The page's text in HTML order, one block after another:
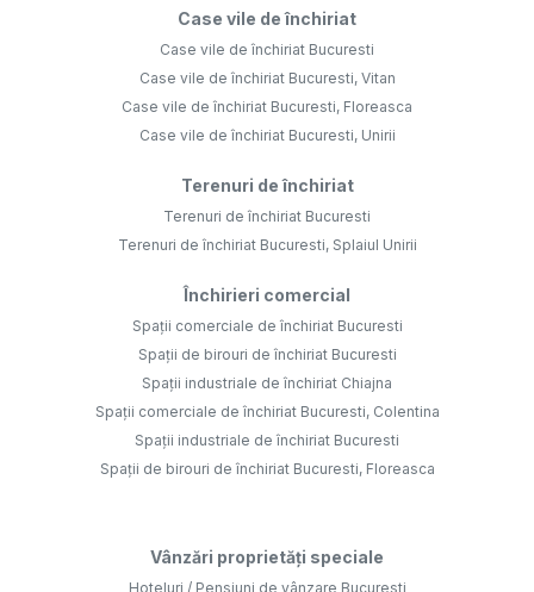
Case vile de închiriat
Case vile de închiriat Bucuresti
Case vile de închiriat Bucuresti, Vitan
Case vile de închiriat Bucuresti, Floreasca
Case vile de închiriat Bucuresti, Unirii
Terenuri de închiriat
Terenuri de închiriat Bucuresti
Terenuri de închiriat Bucuresti, Splaiul Unirii
Închirieri comercial
Spații comerciale de închiriat Bucuresti
Spații de birouri de închiriat Bucuresti
Spații industriale de închiriat Chiajna
Spații comerciale de închiriat Bucuresti, Colentina
Spații industriale de închiriat Bucuresti
Spații de birouri de închiriat Bucuresti, Floreasca
Vânzări proprietăți speciale
Hoteluri / Pensiuni de vânzare Bucuresti